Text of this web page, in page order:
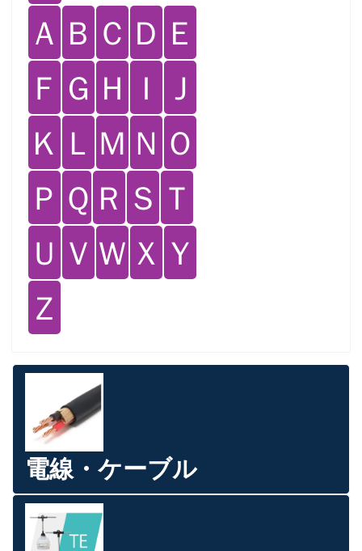
Ａ Ｂ Ｃ Ｄ Ｅ
Ｆ Ｇ Ｈ Ｉ Ｊ
Ｋ Ｌ Ｍ Ｎ Ｏ
Ｐ Ｑ Ｒ Ｓ Ｔ
Ｕ Ｖ Ｗ Ｘ Ｙ
Ｚ
電線・ケーブル